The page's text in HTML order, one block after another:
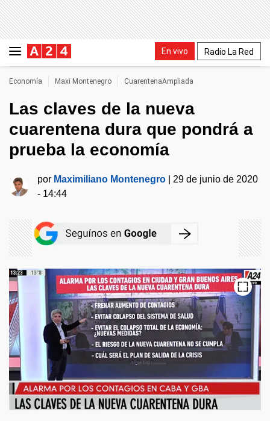
En vivo Radio La Red
Economía Maxi Montenegro CuarentenaAmpliada
Las claves de la nueva
cuarentena dura que pondrá a
prueba la economía
por Maximiliano Montenegro
29 de junio de 2020
- 14:44